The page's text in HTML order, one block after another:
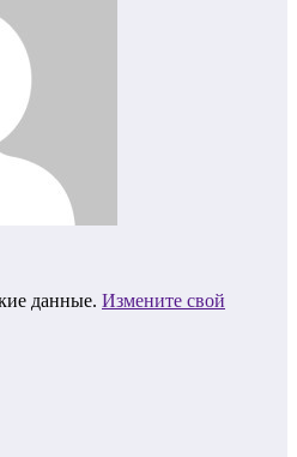
данные. Измените свой